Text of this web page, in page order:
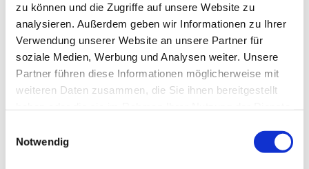
zu können und die Zugriffe auf unsere Website zu
analysieren. Außerdem geben wir Informationen zu Ihrer
Verwendung unserer Website an unsere Partner für
soziale Medien, Werbung und Analysen weiter. Unsere
Partner führen diese Informationen möglicherweise mit
weiteren Daten zusammen, die Sie ihnen bereitgestellt
Notwendig
Praxismanager:in für unsere neue
Praxis gesucht
11. Mai 2026 NEWS & UPDATES
16. April 2026